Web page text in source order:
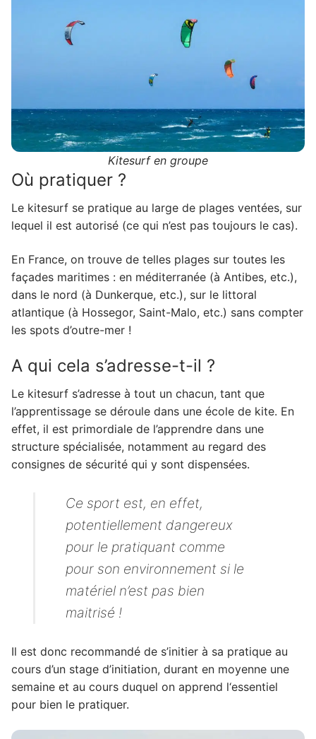
Kitesurf en groupe
Où pratiquer ?
Le kitesurf se pratique au large de plages ventées, sur
lequel il est autorisé (ce qui n’est pas toujours le cas).
En France, on trouve de telles plages sur toutes les
façades maritimes : en méditerranée (à Antibes, etc.),
dans le nord (à Dunkerque, etc.), sur le littoral
atlantique (à Hossegor, Saint-Malo, etc.) sans compter
les spots d’outre-mer !
A qui cela s’adresse-t-il ?
Le kitesurf s’adresse à tout un chacun, tant que
l’apprentissage se déroule dans une école de kite. En
effet, il est primordiale de l’apprendre dans une
structure spécialisée, notamment au regard des
consignes de sécurité qui y sont dispensées.
Ce sport est, en effet,
potentiellement dangereux
pour le pratiquant comme
pour son environnement si le
matériel n’est pas bien
maitrisé !
Il est donc recommandé de s’initier à sa pratique au
cours d’un stage d’initiation, durant en moyenne une
semaine et au cours duquel on apprend l‘essentiel
pour bien le pratiquer.